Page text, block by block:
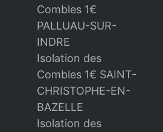
Combles 1€
PALLUAU-SUR-
INDRE
Isolation des
Combles 1€ SAINT-
CHRISTOPHE-EN-
BAZELLE
Isolation des